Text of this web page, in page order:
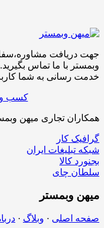
مشاوره،سفارش
به شما کاربران
کسب و کار
تجاری میهن وبمستر
ایران
چای
وبمستر
· وبلاگ · درباه ما ·